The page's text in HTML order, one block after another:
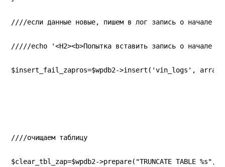
////если данные новые, пишем в лог запись о начале
/////echo '<H2><b>Попытка вставить запись о начале
$insert_fail_zapros=$wpdb2->insert('vin_logs',
////очищаем таблицу
$clear_tbl_zap=$wpdb2->prepare("TRUNCATE TABLE